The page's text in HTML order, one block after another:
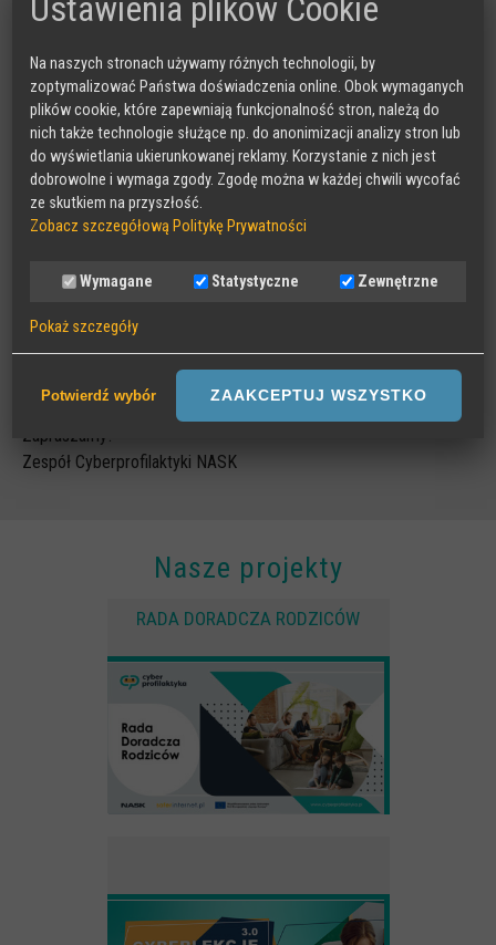
Podczas wystąpienia uczestnicy posłuchają o chatbotach AI, o
się, co sprawia, że podczas rozmowy zatrzymują nas na dłużej,
mogą nas do siebie emocjonalnie przywiązywać, a wręcz
możemy traktować ich jak „przyjaciół”. Przyjrzymy się, jak mogą
wyglądać rozmowy z wybranymi chatbotami i jakie ryzyka czy
szanse niosą interakcje z towarzyszami AI.
Spotkanie poprowadzi: Julia Piechna, ekspertka Działu
LINK DLA UCZESTNIKÓW
Udział w spotkaniach nie wymaga wcześniejszej rejestracji. Wystarczy kliknąć
w link dedykowany uczestnikom o wskazanej godzinie.
Zapraszamy!
Zespół Cyberprofilaktyki NASK
Nasze projekty
RADA DORADCZA RODZICÓW
Ustawienia plików Cookie
Na naszych stronach używamy różnych technologii, by
zoptymalizować Państwa doświadczenia online. Obok wymaganych
plików cookie, które zapewniają funkcjonalność stron, należą do
nich także technologie służące np. do anonimizacji analizy stron lub
do wyświetlania ukierunkowanej reklamy. Korzystanie z nich jest
dobrowolne i wymaga zgody. Zgodę można w każdej chwili wycofać
ze skutkiem na przyszłość.
Zobacz szczegółową Politykę Prywatności
Wymagane Statystyczne Zewnętrzne
Pokaż szczegóły
Sesyjne pliki Cookies wymagane do działania strony,
przechowywane podczas wizyty na stronie, np zapamiętany wybór
języka strony
Potwierdź wybór ZAAKCEPTUJ WSZYSTKO